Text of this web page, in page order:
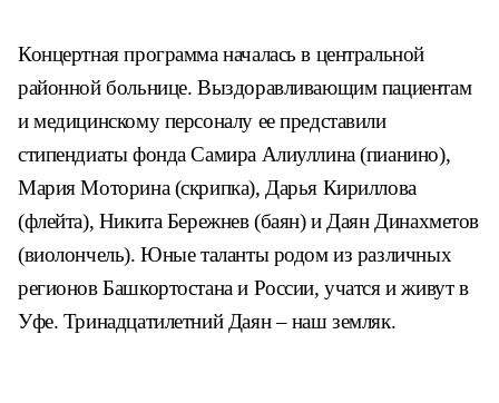
Концертная программа началась в центральной
районной больнице. Выздоравливающим пациентам
и медицинскому персоналу ее представили
стипендиаты фонда Самира Алиуллина (пианино),
Мария Моторина (скрипка), Дарья Кириллова
(флейта), Никита Бережнев (баян) и Даян Динахметов
(виолончель). Юные таланты родом из различных
регионов Башкортостана и России, учатся и живут в
Уфе. Тринадцатилетний Даян – наш земляк.